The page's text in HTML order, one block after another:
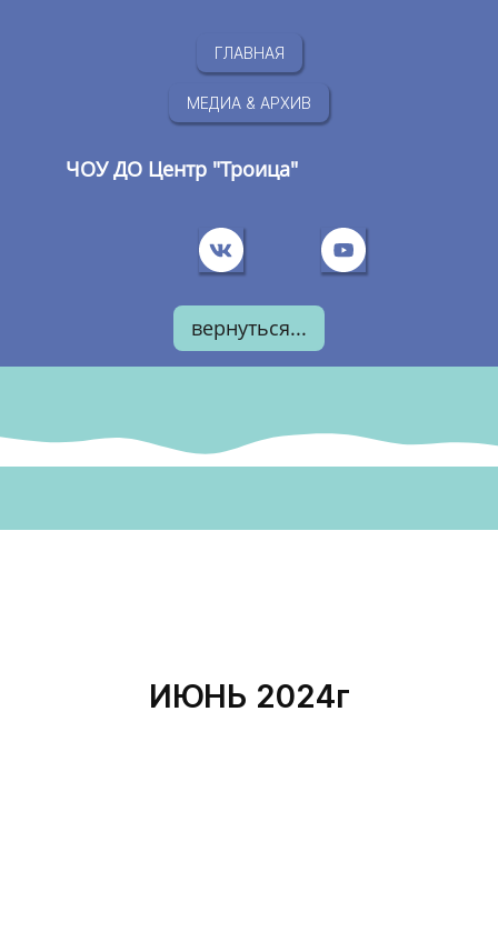
ГЛАВНАЯ
МЕДИА & АРХИВ
ЧОУ ДО Центр "Троица"
вернуться...
ИЮНЬ 2024г